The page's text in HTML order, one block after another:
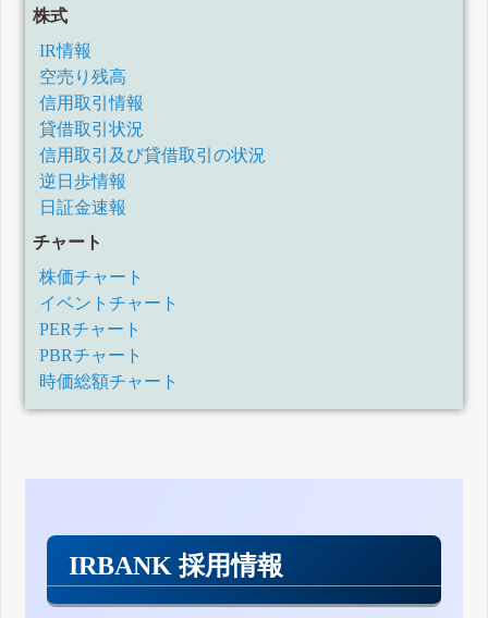
株式
IR情報
空売り残高
信用取引情報
貸借取引状況
信用取引及び貸借取引の状況
逆日歩情報
日証金速報
チャート
株価チャート
イベントチャート
PERチャート
PBRチャート
時価総額チャート
IRBANK 採用情報